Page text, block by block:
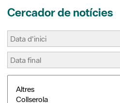
Cercador de notícies